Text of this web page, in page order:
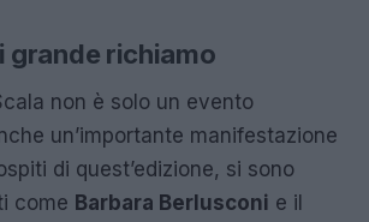
grande richiamo
non è solo un evento
un’importante manifestazione
di quest’edizione, si sono
come Barbara Berlusconi e il